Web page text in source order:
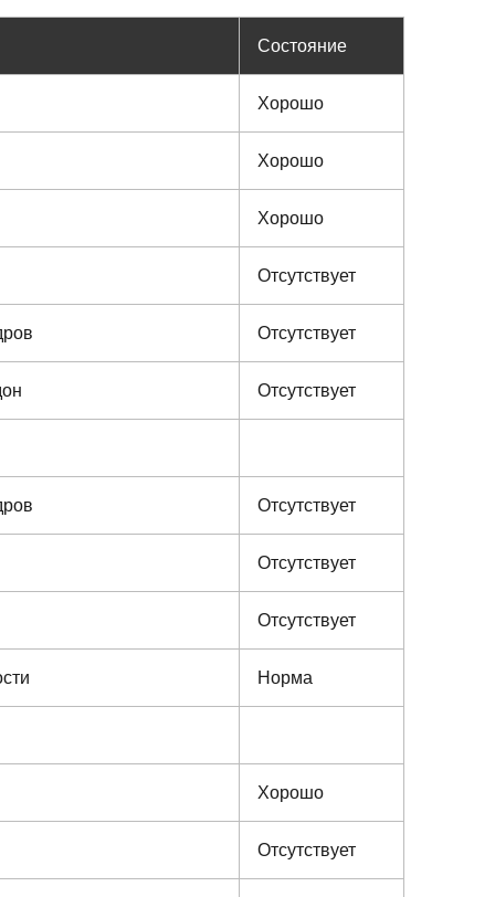
Состояние
Хорошо
Хорошо
Хорошо
Отсутствует
Отсутствует
Отсутствует
Отсутствует
Отсутствует
Отсутствует
Норма
Хорошо
Отсутствует